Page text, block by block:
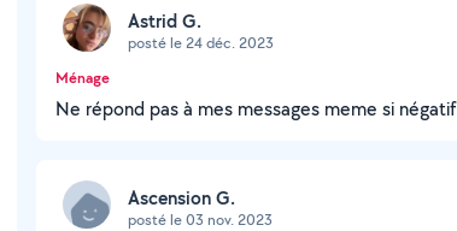
Astrid G.
posté le 24 déc. 2023
Ménage
Ne répond pas à mes messages meme si négatif
Ascension G.
posté le 03 nov. 2023